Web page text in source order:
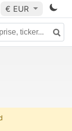
€ EUR